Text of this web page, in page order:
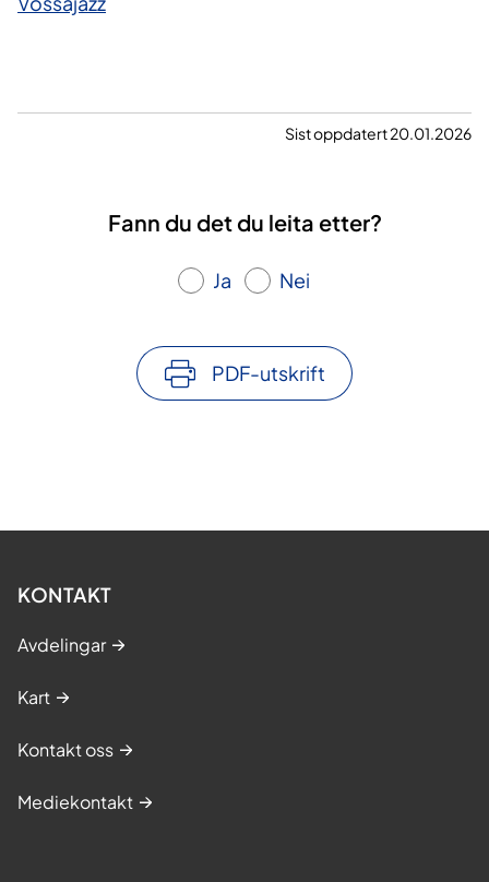
Sist oppdatert 20.01.2026
Fann du det du leita etter?
Ja Nei
PDF-utskrift
KONTAKT
Avdelingar
Kart
Kontakt oss
Mediekontakt